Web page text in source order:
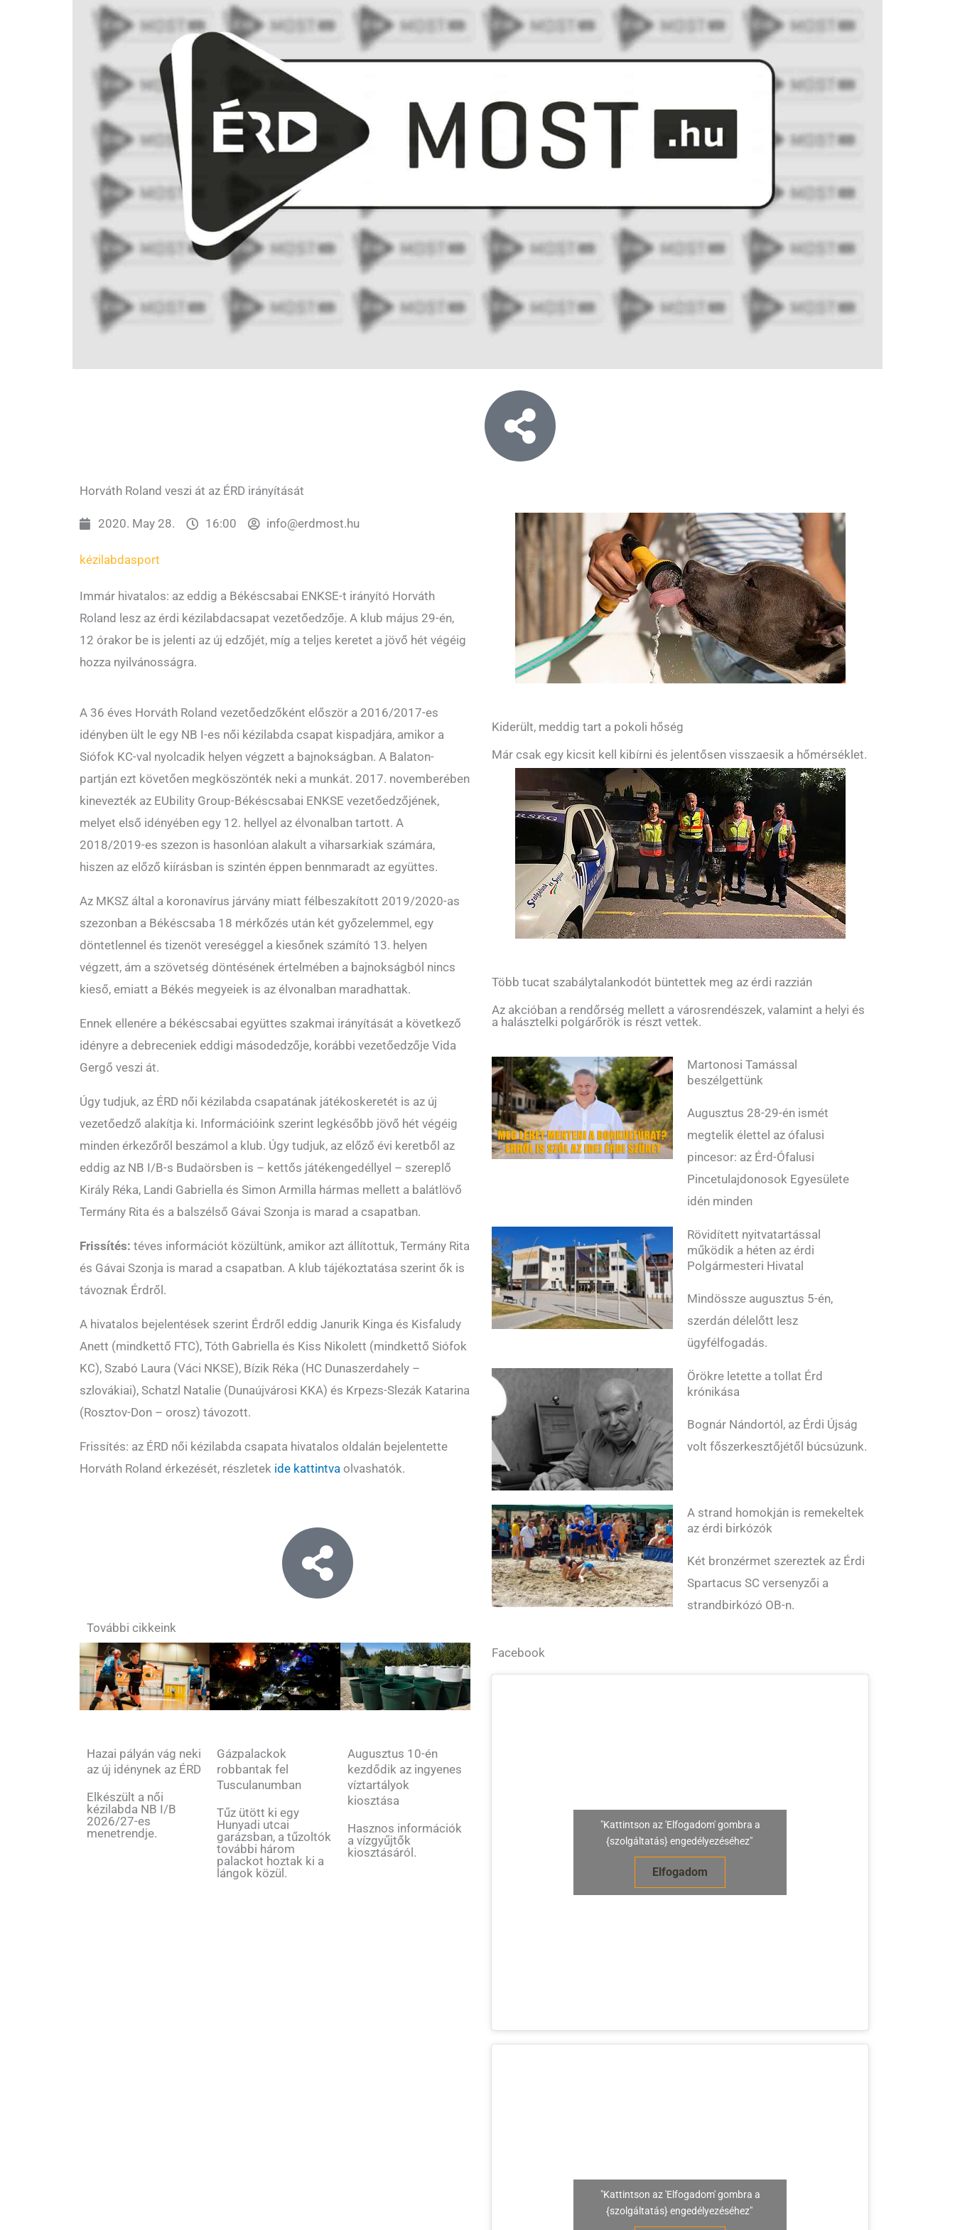
Horváth Roland veszi át az ÉRD irányítását
2020. May 28. 16:00 info@erdmost.hu
kézilabdasport
Immár hivatalos: az eddig a Békéscsabai ENKSE-t irányító Horváth
Roland lesz az érdi kézilabdacsapat vezetőedzője. A klub május 29-én,
12 órakor be is jelenti az új edzőjét, míg a teljes keretet a jövő hét végéig
hozza nyilvánosságra.
A 36 éves Horváth Roland vezetőedzőként először a 2016/2017-es
idényben ült le egy NB I-es női kézilabda csapat kispadjára, amikor a
Siófok KC-val nyolcadik helyen végzett a bajnokságban. A Balaton-
partján ezt követően megköszönték neki a munkát. 2017. novemberében
kinevezték az EUbility Group-Békéscsabai ENKSE vezetőedzőjének,
melyet első idényében egy 12. hellyel az élvonalban tartott. A
2018/2019-es szezon is hasonlóan alakult a viharsarkiak számára,
hiszen az előző kiírásban is szintén éppen bennmaradt az együttes.
Az MKSZ által a koronavírus járvány miatt félbeszakított 2019/2020-as
szezonban a Békéscsaba 18 mérkőzés után két győzelemmel, egy
döntetlennel és tizenöt vereséggel a kiesőnek számító 13. helyen
végzett, ám a szövetség döntésének értelmében a bajnokságból nincs
kieső, emiatt a Békés megyeiek is az élvonalban maradhattak.
Ennek ellenére a békéscsabai együttes szakmai irányítását a következő
idényre a debreceniek eddigi másodedzője, korábbi vezetőedzője Vida
Gergő veszi át.
Úgy tudjuk, az ÉRD női kézilabda csapatának játékoskeretét is az új
vezetőedző alakítja ki. Információink szerint legkésőbb jövő hét végéig
minden érkezőről beszámol a klub. Úgy tudjuk, az előző évi keretből az
eddig az NB I/B-s Budaörsben is – kettős játékengedéllyel – szereplő
Király Réka, Landi Gabriella és Simon Armilla hármas mellett a balátlövő
Termány Rita és a balszélső Gávai Szonja is marad a csapatban.
Frissítés: téves információt közültünk, amikor azt állítottuk, Termány Rita
és Gávai Szonja is marad a csapatban. A klub tájékoztatása szerint ők is
távoznak Érdről.
A hivatalos bejelentések szerint Érdről eddig Janurik Kinga és Kisfaludy
Anett (mindkettő FTC), Tóth Gabriella és Kiss Nikolett (mindkettő Siófok
KC), Szabó Laura (Váci NKSE), Bízik Réka (HC Dunaszerdahely –
szlovákiai), Schatzl Natalie (Dunaújvárosi KKA) és Krpezs-Slezák Katarina
(Rosztov-Don – orosz) távozott.
Frissítés: az ÉRD női kézilabda csapata hivatalos oldalán bejelentette
Horváth Roland érkezését, részletek ide kattintva olvashatók.
További cikkeink
Hazai pályán vág neki
az új idénynek az ÉRD
Elkészült a női
kézilabda NB I/B
2026/27-es
menetrendje.
Gázpalackok
robbantak fel
Tusculanumban
Tűz ütött ki egy
Hunyadi utcai
garázsban, a tűzoltók
további három
palackot hoztak ki a
lángok közül.
Augusztus 10-én
kezdődik az ingyenes
víztartályok
kiosztása
Hasznos információk
a vízgyűjtők
kiosztásáról.
Kiderült, meddig tart a pokoli hőség
Már csak egy kicsit kell kibírni és jelentősen visszaesik a hőmérséklet.
Több tucat szabálytalankodót büntettek meg az érdi razzián
Az akcióban a rendőrség mellett a városrendészek, valamint a helyi és
a halásztelki polgárőrök is részt vettek.
Martonosi Tamással
beszélgettünk
Augusztus 28-29-én ismét
megtelik élettel az ófalusi
pincesor: az Érd-Ófalusi
Pincetulajdonosok Egyesülete
idén minden
Rövidített nyitvatartással
működik a héten az érdi
Polgármesteri Hivatal
Mindössze augusztus 5-én,
szerdán délelőtt lesz
ügyfélfogadás.
Örökre letette a tollat Érd
krónikása
Bognár Nándortól, az Érdi Újság
volt főszerkesztőjétől búcsúzunk.
A strand homokján is remekeltek
az érdi birkózók
Két bronzérmet szereztek az Érdi
Spartacus SC versenyzői a
strandbirkózó OB-n.
Facebook
"Kattintson az 'Elfogadom' gombra a
{szolgáltatás} engedélyezéséhez"
Elfogadom
"Kattintson az 'Elfogadom' gombra a
{szolgáltatás} engedélyezéséhez"